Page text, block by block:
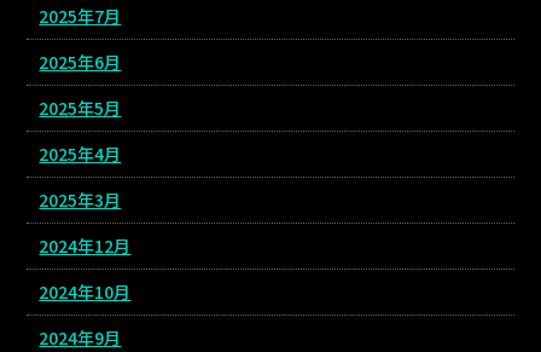
2025年7月
2025年6月
2025年5月
2025年4月
2025年3月
2024年12月
2024年10月
2024年9月